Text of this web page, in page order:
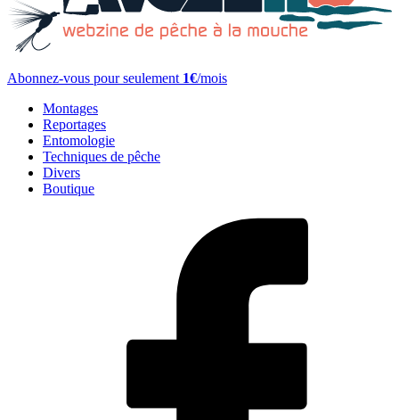
Abonnez-vous pour seulement 1€/mois
Montages
Reportages
Entomologie
Techniques de pêche
Divers
Boutique